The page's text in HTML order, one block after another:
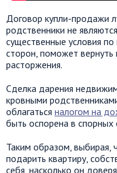
Договор купли-продажи
родственники не
существенные условия
сторон, поможет вернуть
расторжения.
Сделка дарения
кровными
облагаться налогом на
быть оспорена в спорных
Таким образом, выбирая,
подарить квартиру,
себя, насколько он